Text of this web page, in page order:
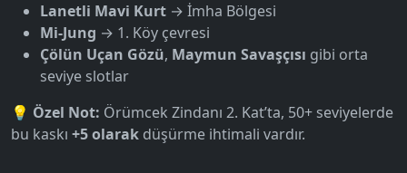
Lanetli Mavi Kurt → İmha Bölgesi
Mi-Jung → 1. Köy çevresi
Çölün Uçan Gözü, Maymun Savaşçısı gibi orta
seviye slotlar
💡 Özel Not: Örümcek Zindanı 2. Kat’ta, 50+ seviyelerde
bu kaskı +5 olarak düşürme ihtimali vardır.